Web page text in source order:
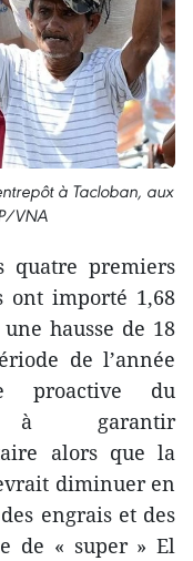
à Tacloban, aux
VNA
quatre premiers
ont importé 1,68
hausse de 18
de l’année
proactive du
à garantir
alors que la
diminuer en
engrais et des
de « super » El